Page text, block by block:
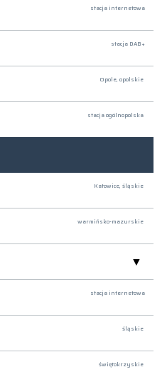
stacja internetowa
stacja DAB+
Opole, opolskie
stacja ogólnopolska
Katowice, śląskie
warmińsko-mazurskie
stacja internetowa
śląskie
świętokrzyskie